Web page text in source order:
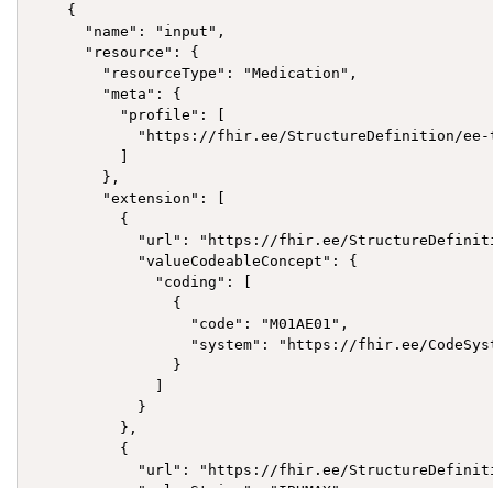
    {
      "name": "input",
      "resource": {
        "resourceType": "Medication",
        "meta": {
          "profile": [
"https://fhir.ee/StructureDefinition/
          ]
        },
        "extension": [
          {
"url": "https://fhir.ee/
            "valueCodeableConcept": {
              "coding": [
                {
                  "code": "M01AE01",
"system": "https://fhir.ee/
                }
              ]
            }
          },
          {
"url": "https://fhir.ee/